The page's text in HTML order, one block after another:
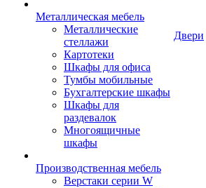
Металлическая мебель
Металлические
стеллажи
Картотеки
Шкафы для офиса
Тумбы мобильные
Бухгалтерские шкафы
Шкафы для
раздевалок
Многоящичные
шкафы
Производственная мебель
Верстаки серии W
Двери